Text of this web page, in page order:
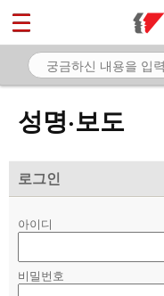
성명·보도
로그인
아이디
비밀번호
마이페이지
소개
- 공지사항
- 성명·보도
자료